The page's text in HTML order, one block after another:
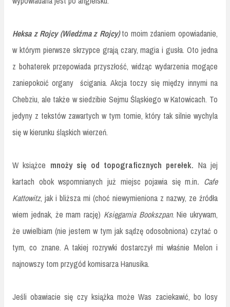
Heksa z Rojcy (Wiedźma z Rojcy) to moim zdaniem opowiadanie,
w którym pierwsze skrzypce grają czary, magia i gusła. Oto jedna
z bohaterek przepowiada przyszłość, widząc wydarzenia mogące
zaniepokoić organy ścigania. Akcja toczy się między innymi na
Chebziu, ale także w siedzibie Sejmu Śląskiego w Katowicach. To
jedyny z tekstów zawartych w tym tomie, który tak silnie wychyla
się w kierunku śląskich wierzeń.
W książce mnoży się od topograficznych perełek. Na jej
kartach obok wspomnianych już miejsc pojawia się m.in. Cafe
Kattowitz, jak i bliższa mi (choć niewymieniona z nazwy, ze źródła
wiem jednak, że mam rację) Księgarnia Bookszpan. Nie ukrywam,
że uwielbiam (nie jestem w tym jak sądzę odosobniona) czytać o
tym, co znane. A takiej rozrywki dostarczył mi właśnie Melon i
najnowszy tom przygód komisarza Hanusika.
Jeśli obawiacie się czy książka może Was zaciekawić, bo losy